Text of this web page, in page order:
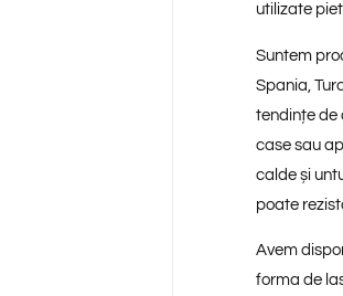
utilizate
Suntem
Spania,
tendințe de
case sau
calde și
poate
Avem
forma de